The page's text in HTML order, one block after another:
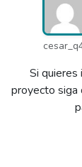
Si quieres
proyecto siga